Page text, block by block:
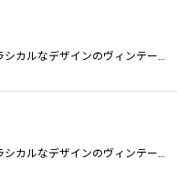
カルなデザインのヴィンテー…
カルなデザインのヴィンテー…